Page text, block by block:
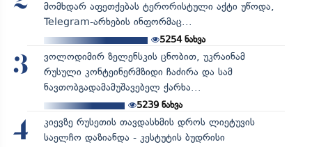
მომხდარ აფეთქებას ტერორისტული აქტი უწოდა,
Telegram-არხების ინფორმაც...
5254ნახვა
3
ვოლოდიმირ ზელენსკის ცნობით, უკრაინამ
რუსული კონტეინერმზიდი ჩაძირა და სამ
ნავთობგადამამუშავებელ ქარხა...
5239ნახვა
4
კიევზე რუსეთის თავდასხმის დროს ლიეტუვის
საელჩო დაზიანდა - კესტუტის ბუდრისი